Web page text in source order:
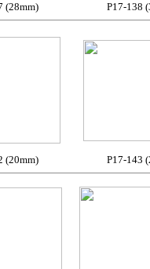
(28mm) P17-138
(20mm) P17-143